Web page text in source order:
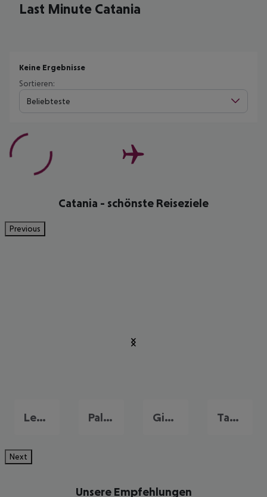
Last Minute Catania
Keine Ergebnisse
Sortieren:
Beliebteste
Catania - schönste Reiseziele
Previous
Letojanni Palermo Giardini-Naxos Taormina
Next
Unsere Empfehlungen